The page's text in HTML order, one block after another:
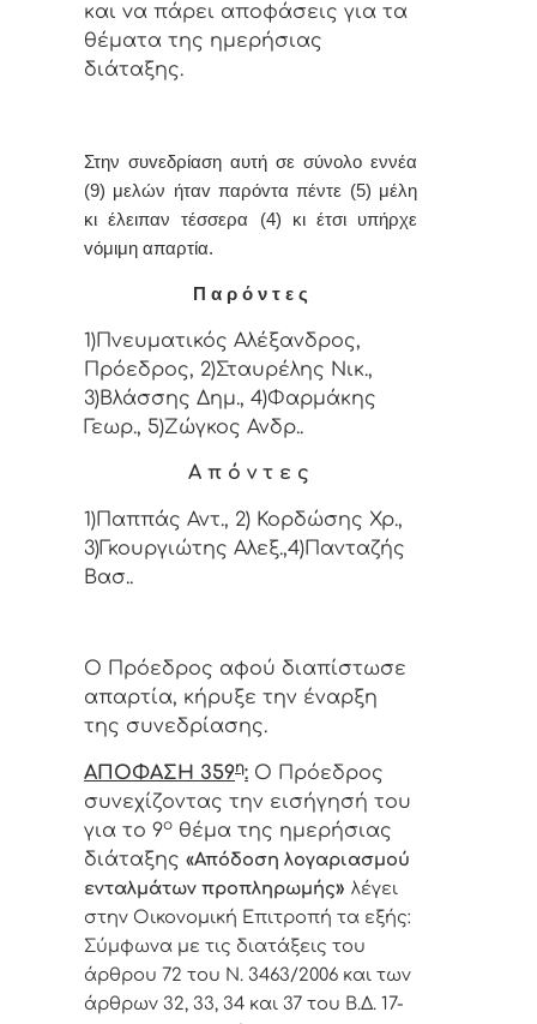
και vα πάρει απoφάσεις για τα
θέματα της ημερήσιας
διάταξης.
Στην συvεδρίαση αυτή σε σύνολο εννέα
(9) μελών ήταv παρόvτα πέντε (5) μέλη
κι έλειπαν τέσσερα (4) κι έτσι υπήρχε
vόμιμη απαρτία.
Π α ρ ό ν τ ε ς
1)Πνευματικός Αλέξανδρος,
Πρόεδρος, 2)Σταυρέλης Νικ.,
3)Βλάσσης Δημ., 4)Φαρμάκης
Γεωρ., 5)Ζώγκος Ανδρ..
Α π ό ν τ ε ς
1)Παππάς Αντ., 2) Κορδώσης Χρ.,
3)Γκουργιώτης Αλεξ.,4)Πανταζής
Βασ..
Ο Πρόεδρος αφού διαπίστωσε
απαρτία, κήρυξε την έναρξη
της συνεδρίασης.
ΑΠΟΦΑΣΗ 359η: Ο Πρόεδρος
συνεχίζοντας την εισήγησή του
για το 9ο θέμα της ημερήσιας
διάταξης «Απόδοση λογαριασμού
ενταλμάτων προπληρωμής» λέγει
στην Οικονομική Επιτροπή τα εξής:
Σύμφωνα με τις διατάξεις του
άρθρου 72 του Ν. 3463/2006 και των
άρθρων 32, 33, 34 και 37 του Β.Δ. 17-